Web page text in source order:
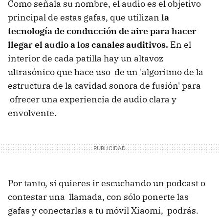
Como señala su nombre, el audio es el objetivo
principal de estas gafas, que utilizan la
tecnología de conducción de aire para hacer
llegar el audio a los canales auditivos. En el
interior de cada patilla hay un altavoz
ultrasónico que hace uso de un 'algoritmo de la
estructura de la cavidad sonora de fusión' para
ofrecer una experiencia de audio clara y
envolvente.
Por tanto, si quieres ir escuchando un podcast o
contestar una llamada, con sólo ponerte las
gafas y conectarlas a tu móvil Xiaomi, podrás.